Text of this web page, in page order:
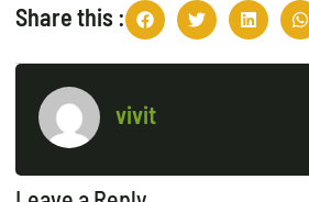
Share this :
vivit